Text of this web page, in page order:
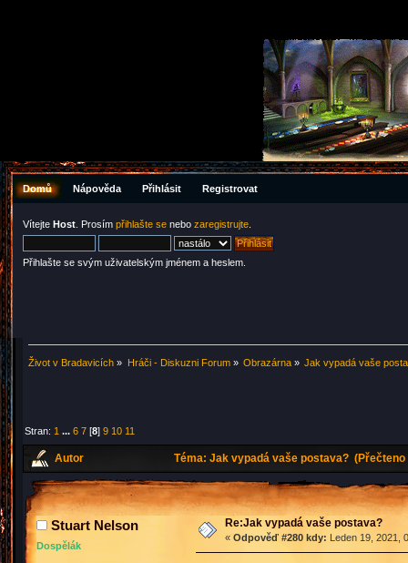
Domů Nápověda Přihlásit Registrovat
Vítejte Host . Prosím přihlašte se nebo zaregistrujte
Přihlašte se svým uživatelským jménem a heslem.
Život v Bradavicích » Hráči - Diskuzni Forum» Obrazárna» Jak vypadá vaše
Stran: 1 ...6 7 [8]9 10 11
Autor Téma: Jak vypadá vaše postava? (Přečteno
Stuart Nelson
Dospělák
Re:Jak vypadá vaše postava?
« Odpověď #280 kdy: Leden 19, 2021,